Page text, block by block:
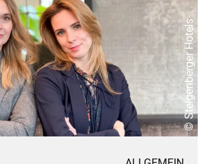
© Steigenberger Hotels